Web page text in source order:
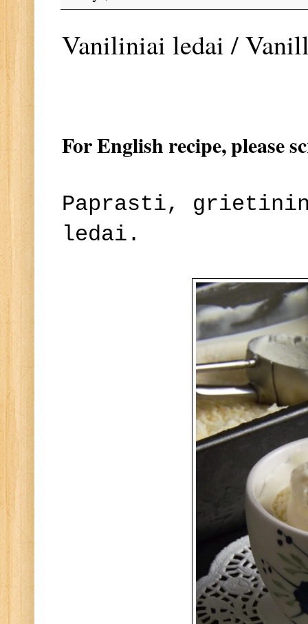
Vaniliniai ledai /
For English recipe, please
Paprasti,
ledai.